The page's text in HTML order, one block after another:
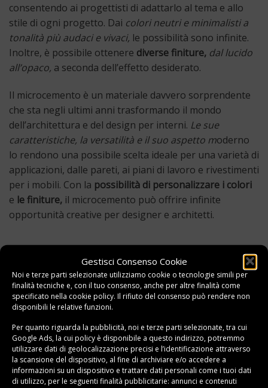
Gestisci Consenso Cookie
Noi e terze parti selezionate utilizziamo cookie o tecnologie simili per
finalità tecniche e, con il tuo consenso, anche per altre finalità come
specificato nella cookie policy. Il rifiuto del consenso può rendere non
disponibili le relative funzioni.
Per quanto riguarda la pubblicità, noi e terze parti selezionate, tra cui
Google Ads, la cui policy è disponibile a questo indirizzo, potremmo
utilizzare dati di geolocalizzazione precisi e l’identificazione attraverso
la scansione del dispositivo, al fine di archiviare e/o accedere a
informazioni su un dispositivo e trattare dati personali come i tuoi dati
di utilizzo, per le seguenti finalità pubblicitarie: annunci e contenuti
consentendo ai progettisti di adattarlo al tema e allo
stile di ogni progetto. Dai colori neutri e minimalisti a
tonalità più audaci e vivaci, le possibilità sono infinite.
Inoltre, è possibile ottenere diverse finiture, dal lucido
all’opaco, a seconda dell’effetto desiderato.
Il microcemento è un materiale davvero sorprendente
che sta negli ultimi anni trasformando il mondo
dell’architettura e del design per interni. Le sue
caratteristiche, la versatilità e il suo aspetto moderno
lo rendono una possibile scelta ideale per una varietà di
applicazioni, dalle pareti, ai piani di lavoro e rivestimenti
per i mobili. Con la possibilità di personalizzare i colori
e le finiture, il microcemento può offrire infinite
opportunità creative per designer e architetti.
Questo elemento è stato inserito inArredamento,
e taggato
Pavimenti.
8 motivi per scegliere una
Inizia la tua avventura
casa